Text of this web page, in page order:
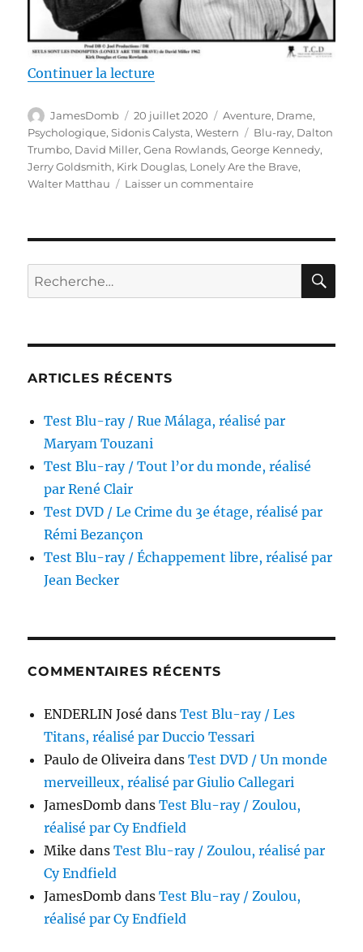
Continuer la lecture
Auteur
JamesDomb
Publié
le
20 juillet 2020 Catégories
Aventure, Drame,
Psychologique,Sidonis Calysta,Western Étiquettes
Blu-ray, Dalton
Trumbo, David Miller,Gena Rowlands,George Kennedy,
Jerry Goldsmith, Kirk Douglas, Lonely Are the Brave,
Walter Matthau
Laisser un commentairesur
Seuls
les
Recherche
pour :
ARTICLES RÉCENTS
Test Blu-ray / Rue Málaga, réalisé par
Maryam Touzani
Test Blu-ray / Tout l’or du monde, réalisé
par René Clair
Test DVD / Le Crime du 3e étage, réalisé par
Rémi Bezançon
Test Blu-ray / Échappement libre, réalisé par
Jean Becker
COMMENTAIRES RÉCENTS
ENDERLIN José dansTest Blu-ray / Les
Titans, réalisé par Duccio Tessari
Paulo de Oliveira dansTest DVD / Un monde
merveilleux, réalisé par Giulio Callegari
JamesDomb dansTest Blu-ray / Zoulou,
réalisé par Cy Endfield
Mike dansTest Blu-ray / Zoulou, réalisé par
Cy Endfield
JamesDomb dansTest Blu-ray / Zoulou,
réalisé par Cy Endfield